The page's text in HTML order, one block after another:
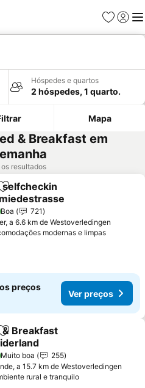
Favoritos
Iniciar
Hóspedes e quartos
2 hóspedes, 1 quarto.
Mapa
& Breakfast em
resultados
Adicionar aos favoritos
selfcheckin
Boa
721
a 6.6 km de Westoverledingen
modernas e limpas
preços
Ver preços
Adicionar aos favoritos
& Breakfast
Muito boa
255
a 15.7 km de Westoverledingen
rural e tranquilo